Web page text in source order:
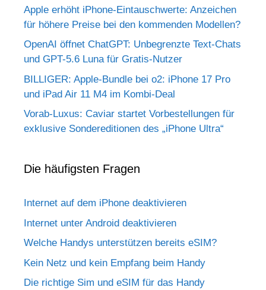
Apple erhöht iPhone-Eintauschwerte: Anzeichen
für höhere Preise bei den kommenden Modellen?
OpenAI öffnet ChatGPT: Unbegrenzte Text-Chats
und GPT-5.6 Luna für Gratis-Nutzer
BILLIGER: Apple-Bundle bei o2: iPhone 17 Pro
und iPad Air 11 M4 im Kombi-Deal
Vorab-Luxus: Caviar startet Vorbestellungen für
exklusive Sondereditionen des „iPhone Ultra“
Die häufigsten Fragen
Internet auf dem iPhone deaktivieren
Internet unter Android deaktivieren
Welche Handys unterstützen bereits eSIM?
Kein Netz und kein Empfang beim Handy
Die richtige Sim und eSIM für das Handy